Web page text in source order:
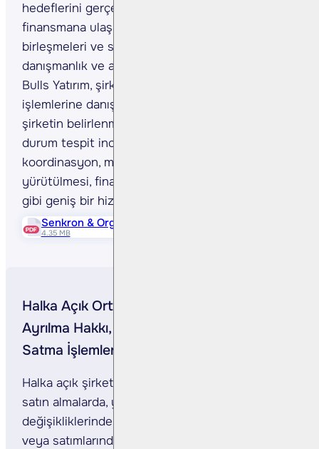
hedeflerini gerçekleştirmeleri ve gerekli
finansmana ulaşabilmeleri amacıyla şirket
birleşmeleri ve satın almaları konusunda
danışmanlık ve aracılık hizmetleri sunmaktayız.
Bulls Yatırım, şirket birleşmeleri ve satın alma
işlemlerine danışmanlık kapsamında, hedef
şirketin belirlenmesi, due-diligence (mali
durum tespit incelemesi) yapılması, genel
koordinasyon, müzakere süreçlerinin
yürütülmesi, finansal danışmanlık yapılması
gibi geniş bir hizmet yelpazesine sahiptir.
Senkron & Orgino Uzman Kuruluş Raporu
4.35 MB
Halka Açık Ortaklıkların Pay Alım Teklifi
Ayrılma Hakkı, Ortaklıktan Çıkarma ve
Satma İşlemlerine Aracılık
Halka açık şirketlerin taraf olduğu birleşme ve
satın almalarda, yönetim kontrolü
değişikliklerinde, belli büyüklüklerde varlık alım
veya satımlarında, esas faaliyet konusunun